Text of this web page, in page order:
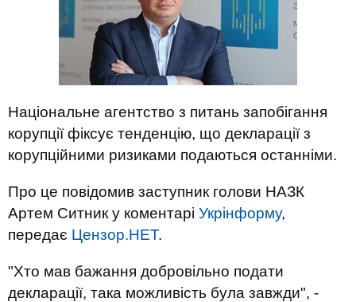
Національне агентство з питань запобігання
корупції фіксує тенденцію, що декларації з
корупційними ризиками подаються останніми.
Про це повідомив заступник голови НАЗК
Артем Ситник у коментарі Укрінформу,
передає Цензор.НЕТ.
"Хто мав бажання добровільно подати
декларації, така можливість була завжди", -